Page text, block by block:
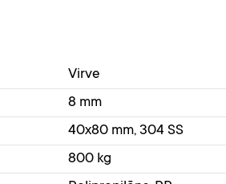
Virve
8 mm
40x80 mm, 304 SS
800 kg